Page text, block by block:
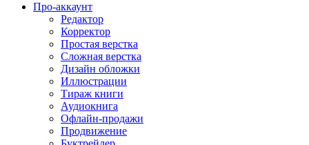
Про-аккаунт
Редактор
Корректор
Простая верстка
Сложная верстка
Дизайн обложки
Иллюстрации
Тираж книги
Аудиокнига
Офлайн-продажи
Продвижение